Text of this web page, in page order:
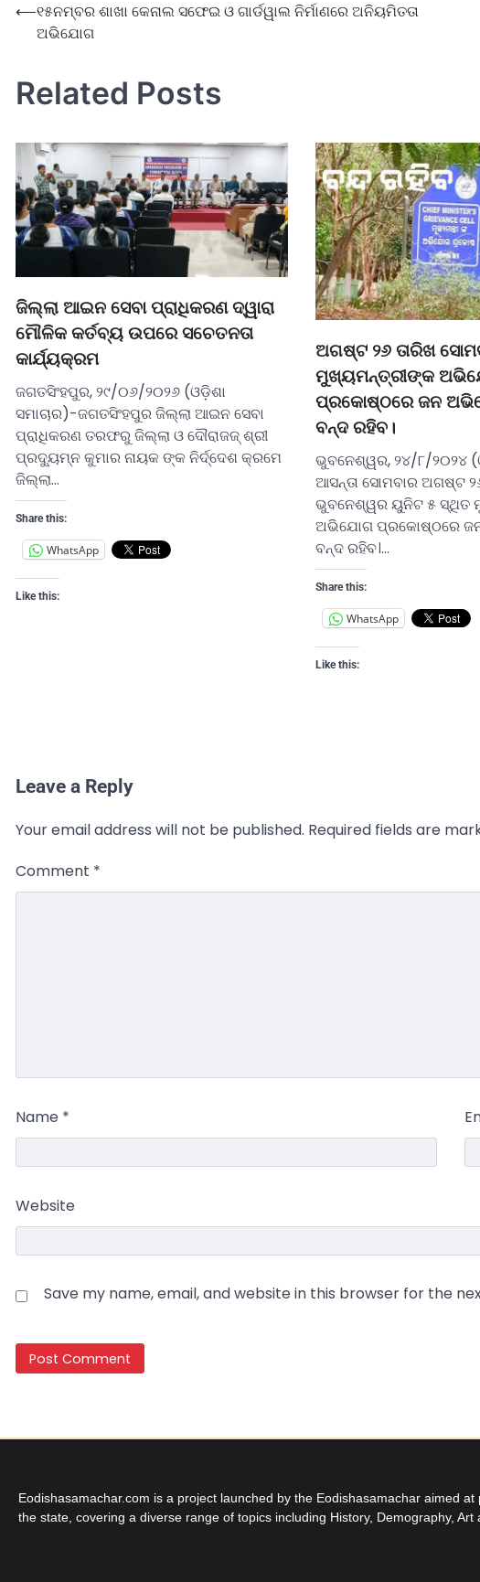
⟵୧୫ନମ୍ବର ଶାଖା କେନାଲ ସଫେଇ ଓ ଗାର୍ଡୱାଲ ନିର୍ମାଣରେ ଅନିୟମିତତା
ଅଭିଯୋଗ
Related Posts
ଜିଲ୍ଲା ଆଇନ ସେବା ପ୍ରାଧିକରଣ ଦ୍ୱାରା
ମୌଳିକ କର୍ତବ୍ୟ ଉପରେ ସଚେତନତା
କାର୍ଯ୍ୟକ୍ରମ
ଜଗତସିଂହପୁର, ୨୯/୦୬/୨୦୨୬ (ଓଡ଼ିଶା
ସମାଚାର)-ଜଗତସିଂହପୁର ଜିଲ୍ଲା ଆଇନ ସେବା
ପ୍ରାଧିକରଣ ତରଫରୁ ଜିଲ୍ଲା ଓ ଦୌରାଜଜ୍ ଶ୍ରୀ
ପ୍ରଦ୍ୟୁମ୍ନ କୁମାର ନାୟକ ଙ୍କ ନିର୍ଦ୍ଦେଶ କ୍ରମେ
ଜିଲ୍ଲା…
Share this:
WhatsApp
Like this:
ଅଗଷ୍ଟ ୨୬ ତାରିଖ
ମୁଖ୍ୟମନ୍ତ୍ରୀଙ୍କ
ପ୍ରକୋଷ୍ଠରେ ଜନ
ବନ୍ଦ ରହିବ।
ଭୁବନେଶ୍ୱର, ୨୪/୮/୨୦୨୪
ଆସନ୍ତା ସୋମବାର ଅଗଷ୍ଟ
ଭୁବନେଶ୍ୱର ୟୁନିଟ ୫ ସ୍ଥିତ
ଅଭିଯୋଗ ପ୍ରକୋଷ୍ଠରେ
ବନ୍ଦ ରହିବ।…
Share this:
WhatsApp
Like this:
Leave a Reply
Your email address will not be published. Required fields are
Comment *
Name *
Website
Save my name, email, and website in this browser for the
Eodishasamachar.com is a project launched by the Eodishasamachar aimed
the state, covering a diverse range of topics including History, Demography,